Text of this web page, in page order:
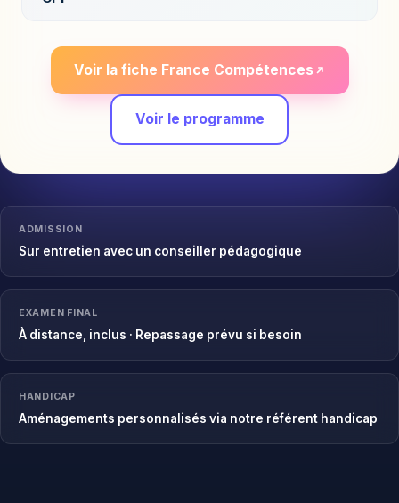
Voir la fiche France Compétences
Voir le programme
ADMISSION
Sur entretien avec un conseiller pédagogique
EXAMEN FINAL
À distance, inclus · Repassage prévu si besoin
HANDICAP
Aménagements personnalisés via notre référent handicap